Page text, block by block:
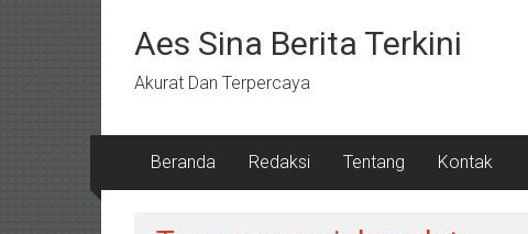
kontenAes Sina Berita Terkini
Akurat Dan Terpercaya
Beranda Redaksi Tentang Kontak